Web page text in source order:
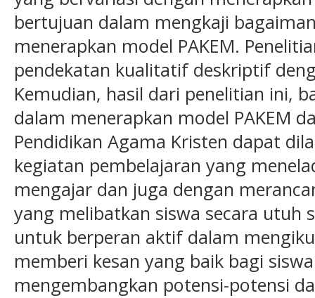
bertujuan dalam mengkaji
menerapkan model PAKEM.
pendekatan kualitatif deskriptif
Kemudian, hasil dari penelitian ini,
dalam menerapkan model PAKEM
Pendidikan Agama Kristen dapat
kegiatan pembelajaran yang
mengajar dan juga dengan
yang melibatkan siswa secara utuh
untuk berperan aktif dalam
memberi kesan yang baik bagi
mengembangkan potensi-potensi